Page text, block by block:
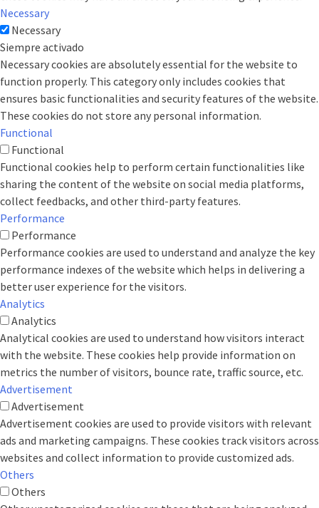
Necessary
Necessary
Siempre activado
Necessary cookies are absolutely essential for the website to
function properly. This category only includes cookies that
ensures basic functionalities and security features of the website.
These cookies do not store any personal information.
Functional
Functional
Functional cookies help to perform certain functionalities like
sharing the content of the website on social media platforms,
collect feedbacks, and other third-party features.
Performance
Performance
Performance cookies are used to understand and analyze the key
performance indexes of the website which helps in delivering a
better user experience for the visitors.
Analytics
Analytics
Analytical cookies are used to understand how visitors interact
with the website. These cookies help provide information on
metrics the number of visitors, bounce rate, traffic source, etc.
Advertisement
Advertisement
Advertisement cookies are used to provide visitors with relevant
ads and marketing campaigns. These cookies track visitors across
websites and collect information to provide customized ads.
Others
Others